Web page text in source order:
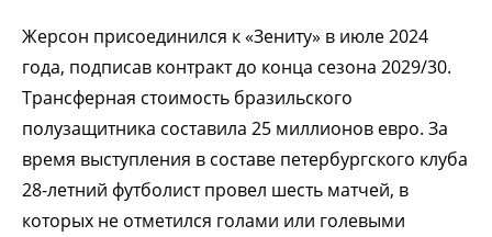
Жерсон присоединился к «Зениту» в июле 2024
года, подписав контракт до конца сезона 2029/30.
Трансферная стоимость бразильского
полузащитника составила 25 миллионов евро. За
время выступления в составе петербургского клуба
28-летний футболист провел шесть матчей, в
которых не отметился голами или голевыми